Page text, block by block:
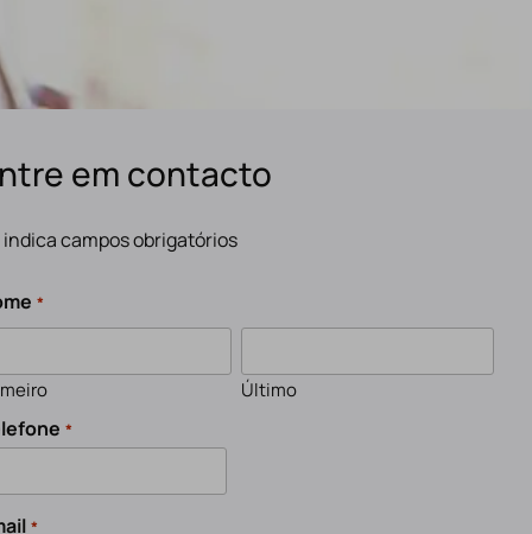
em contacto
indica campos obrigatórios
*
Último
*
*